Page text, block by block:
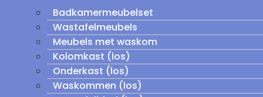
Badkamermeubelset
Wastafelmeubels
Meubels met waskom
Kolomkast (los)
Onderkast (los)
Waskommen (los)